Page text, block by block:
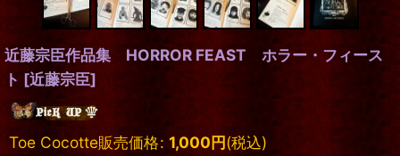
近藤宗臣作品集 HORROR FEAST ホラー・フィース
ト [近藤宗臣]
Toe Cocotte販売価格: 1,000円(税込)